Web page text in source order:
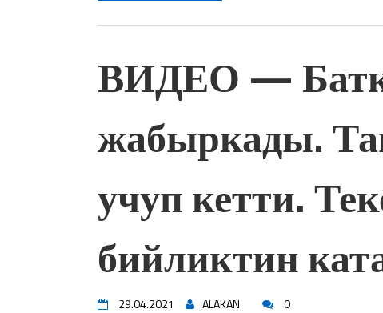
ВИДЕО —
жабыркады.
учуп кетти.
бийликтин
29.04.2021 ALAKAN 0